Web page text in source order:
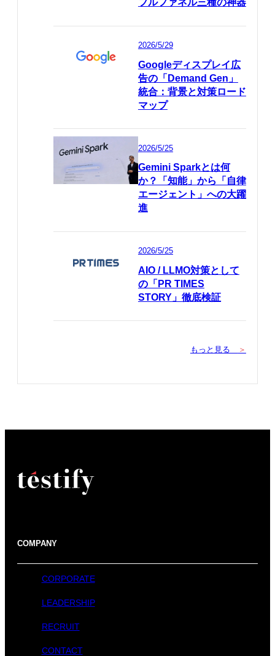
2026/5/29
Googleディスプレイ広
告の「Demand Gen」
統合：背景と対策ロード
マップ
2026/5/25
Gemini Sparkとは何
か？「知能」から「自律
エージェント」への大躍
進
2026/5/25
AIO / LLMO対策として
の「PR TIMES
STORY」徹底検証
もっと見る ＞
COMPANY
CORPORATE
LEADERSHIP
RECRUIT
CONTACT